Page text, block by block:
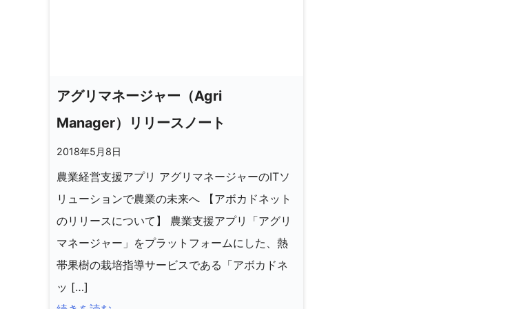
アグリマネージャー（Agri
Manager）リリースノート
2018年5月8日
農業経営支援アプリ アグリマネージャーのITソ
リューションで農業の未来へ 【アボカドネット
のリリースについて】 農業支援アプリ「アグリ
マネージャー」をプラットフォームにした、熱
帯果樹の栽培指導サービスである「アボカドネ
ッ […]